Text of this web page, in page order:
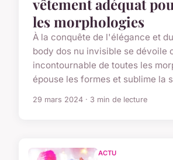
vêtement adéquat
les morphologies
À la conquête de l'élégance et
body dos nu invisible se dévoile
incontournable de toutes les
épouse les formes et sublime la
29 mars 2024 · 3 min de lecture
ACTU